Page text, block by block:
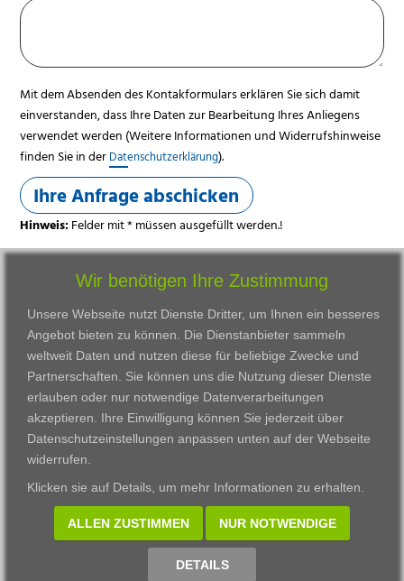
Mit dem Absenden des Kontakformulars erklären Sie sich damit
einverstanden, dass Ihre Daten zur Bearbeitung Ihres Anliegens
verwendet werden (Weitere Informationen und Widerrufshinweise
finden Sie in der Datenschutzerklärung).
Ihre Anfrage abschicken
Hinweis:Felder mit * müssen ausgefüllt werden.!
VWAK
Karriere
Links
Impressum
Datenschutzerklärung
Standorte
Darmstadt
Gießen
Kassel
Wiesbaden
Fortbildungszentrum
Bildungsangebot
Ausbildung
Wir benötigen Ihre Zustimmung
Unsere Webseite nutzt Dienste Dritter, um Ihnen ein besseres
Angebot bieten zu können. Die Dienstanbieter sammeln
weltweit Daten und nutzen diese für beliebige Zwecke und
Partnerschaften. Sie können uns die Nutzung dieser Dienste
erlauben oder nur notwendige Datenverarbeitungen
akzeptieren. Ihre Einwilligung können Sie jederzeit über
Datenschutzeinstellungen anpassen unten auf der Webseite
widerrufen.
Klicken sie auf Details, um mehr Informationen zu erhalten.
ALLEN ZUSTIMMEN NUR NOTWENDIGE
DETAILS